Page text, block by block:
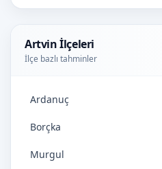
Artvin İlçeleri
İlçe bazlı tahminler
Ardanuç
Borçka
Murgul